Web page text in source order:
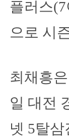
플러스
으로 시
최채흥
일 대전
넷 5탈